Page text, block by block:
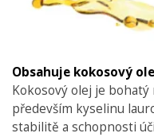
Obsahuje kokosový
Kokosový olej je bohatý
především kyselinu
stabilitě a schopnosti